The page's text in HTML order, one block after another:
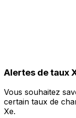
Alertes de taux
Vous souhaitez
certain taux de
Xe.